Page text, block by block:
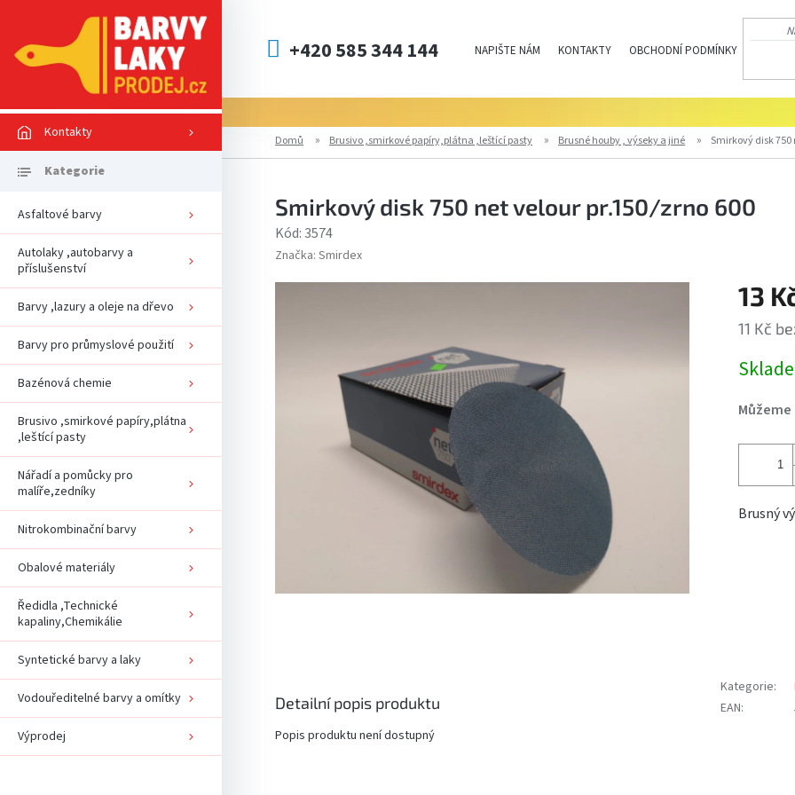
+420 585 344 144 NAPIŠTE NÁM KONTAKTY OBCHODNÍ PODMÍNKY
Kontakty
Asfaltové barvy
Autolaky ,autobarvy a
příslušenství
Barvy ,lazury a oleje na dřevo
Barvy pro průmyslové použití
Bazénová chemie
Brusivo ,smirkové papíry,plátna
,leštící pasty
Nářadí a pomůcky pro
malíře,zedníky
Nitrokombinační barvy
Obalové materiály
Ředidla ,Technické
kapaliny,Chemikálie
Syntetické barvy a laky
Vodouředitelné barvy a omítky
Výprodej
Domů Brusivo ,smirkové papíry,plátna ,leštící pasty Brusné houby , výseky a jiné Smirkový disk 750
Smirkový disk 750 net velour pr.150/zrno 600
Kód:3574
Značka: Smirdex
13
11 Kč
cena:
Brusný
Detailní popis produktu
Popis produktu není dostupný
Kategorie:
EAN: